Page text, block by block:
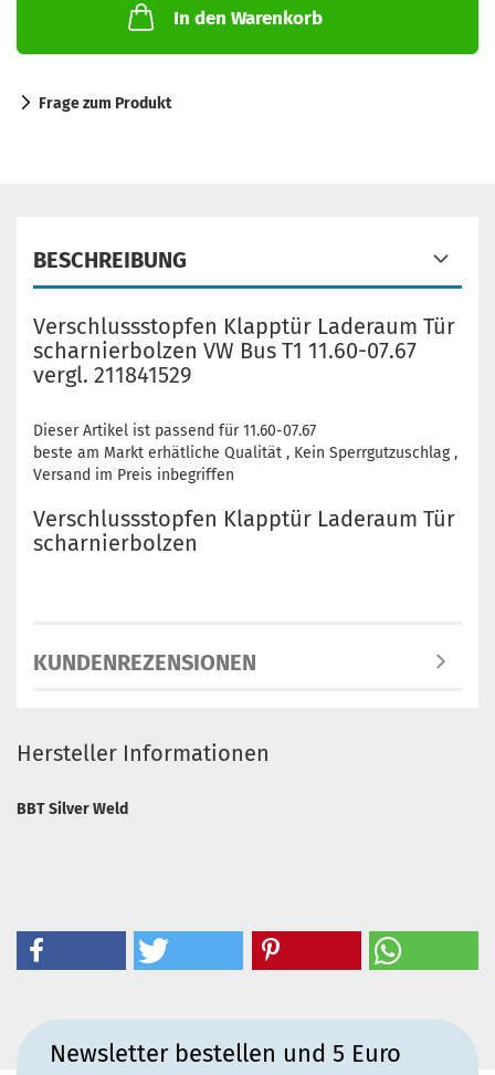
In den Warenkorb
Frage zum Produkt
BESCHREIBUNG
Verschlussstopfen Klapptür Laderaum Tür
scharnierbolzen VW Bus T1 11.60-07.67
vergl. 211841529
Dieser Artikel ist passend für 11.60-07.67
beste am Markt erhätliche Qualität , Kein Sperrgutzuschlag ,
Versand im Preis inbegriffen
Verschlussstopfen Klapptür Laderaum Tür
scharnierbolzen
KUNDENREZENSIONEN
Hersteller Informationen
BBT Silver Weld
Newsletter bestellen und 5 Euro